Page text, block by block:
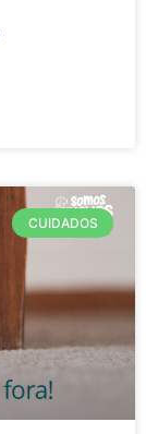
CUIDADOS